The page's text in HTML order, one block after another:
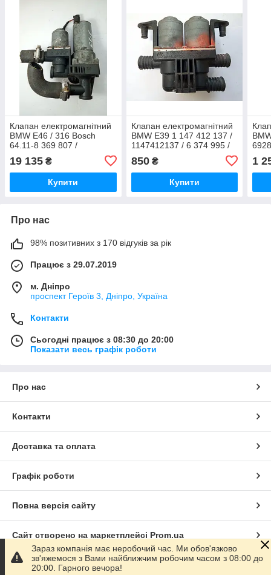
Клапан електромагнітний
BMW E46 / 316 Bosch
64.11-8 369 807 /
64118369807 / 1 147 412
149 / 1147412149
19 135 ₴
Купити
Клапан електромагнітний
BMW E39 1 147 412 137 /
1147412137 / 6 374 995 /
850₴
Купити
020
1
Про нас
98% позитивних з 170 відгуків за рік
Працює з 29.07.2019
м. Дніпро
проспект Героїв 3, Дніпро, Україна
Контакти
Сьогодні працює з 08:30 до 20:00
Показати весь графік роботи
Про нас
Контакти
Доставка та оплата
Графік роботи
Повна версія сайту
Сайт створено на маркетплейсі Prom.ua
Політика конфіденційності
Зараз компанія має неробочий час. Ми обов'язково
зв'яжемося з Вами найближчим робочим часом з 08:00 до
20:00. Гарного вечора!